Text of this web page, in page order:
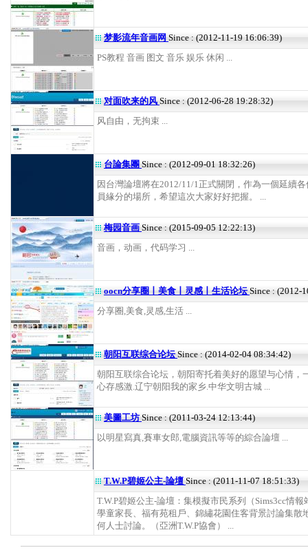
梦影流年音画网 Since : (2012-11-19 16:06:39)
PS教程 音画 图文 音乐 娱乐 休闲 ...
对面吹来的风 Since : (2012-06-28 19:28:32)
风自由，无拘束 ...
台論集團 Since : (2012-09-01 18:32:26)
因台灣論壇將在2012/11/1正式關閉，作為一個延續
員緣分的場所，希望這次大家好好把握。 ...
梅园音画 Since : (2015-09-05 12:22:13)
音画，动画，代码学习 ...
oocn分享圈丨美食丨灵感丨生活论坛Since : (2012-
分享圈,美食,灵感,生活 ...
朝阳互联综合论坛Since : (2014-02-04 08:34:42)
朝阳互联综合论坛，朝阳寄托着美好的愿望与心情，
心存感激.辽宁朝阳我的家乡.中华文明古城 ...
美圖工坊 Since : (2011-03-24 12:13:44)
以明星寫真,賽車女郎,電腦資訊等等的綜合論壇 ...
T.W.P碧姬公主-論壇 Since : (2011-11-07 18:51:33)
T.W.P碧姬公主-論壇：集模擬市民系列（Sims3cc情報
學童家長、福有苑租戶、錦繡花園住客背景討論集散
何人士討論。（亞洲T.W.P協會） ...